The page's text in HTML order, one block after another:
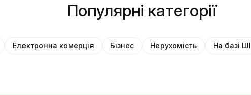
Популярні категорії
Електронна комерція Бізнес Нерухомість На базі ШІ